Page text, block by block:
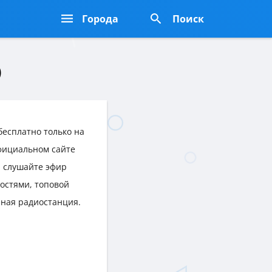
Города Поиск
только на
сайте
слушайте эфир
топовой
радиостанция.